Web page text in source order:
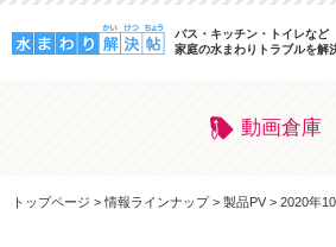
バス・キッチン・トイレなど
家庭の水まわりトラブルを解
動画倉庫
トップページ > 情報ラインナップ> 製品PV > 2020年